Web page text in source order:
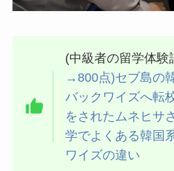
(中級者の留学体験
→800点)セブ島の
バックワイズへ転
をされたムネヒサ
学でよくある韓国
ワイズの違い